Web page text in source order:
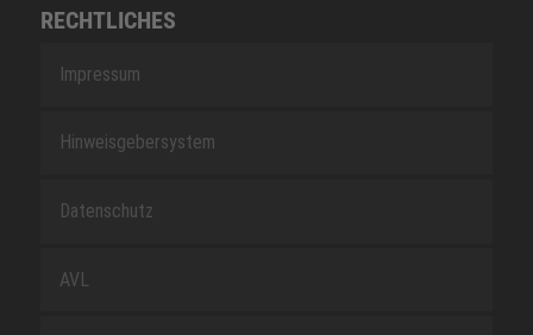
RECHTLICHES
Impressum
Hinweisgebersystem
Datenschutz
AVL